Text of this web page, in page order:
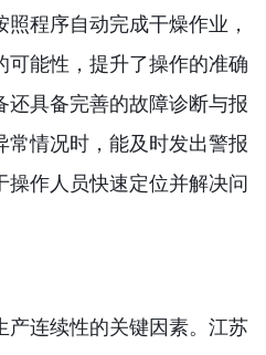
程序自动完成干燥作业，
可能性，提升了操作的准确
还具备完善的故障诊断与报
常情况时，能及时发出警报
作人员快速定位并解决问
产连续性的关键因素。江苏